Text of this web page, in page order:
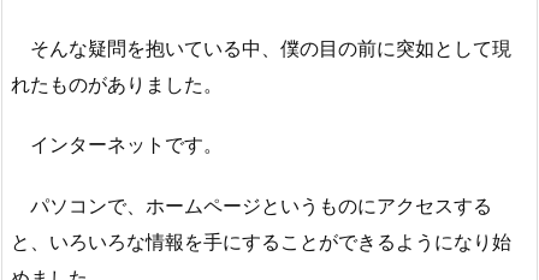
そんな疑問を抱いている中、僕の目の前に突如として現
れたものがありました。
インターネットです。
パソコンで、ホームページというものにアクセスする
と、いろいろな情報を手にすることができるようになり始